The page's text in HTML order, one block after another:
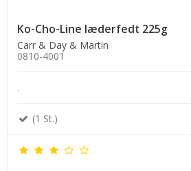
Ko-Cho-Line læderfedt 225g
Carr & Day & Martin
0810-4001
.
(1 St.)